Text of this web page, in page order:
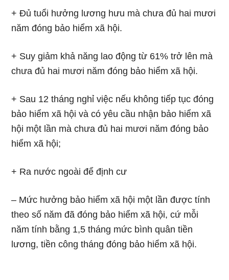
+ Đủ tuổi hưởng lương hưu mà chưa đủ hai mươi
năm đóng bảo hiểm xã hội.
+ Suy giảm khả năng lao động từ 61% trở lên mà
chưa đủ hai mươi năm đóng bảo hiểm xã hội.
+ Sau 12 tháng nghỉ việc nếu không tiếp tục đóng
bảo hiểm xã hội và có yêu cầu nhận bảo hiểm xã
hội một lần mà chưa đủ hai mươi năm đóng bảo
hiểm xã hội;
+ Ra nước ngoài để định cư
– Mức hưởng bảo hiểm xã hội một lần được tính
theo số năm đã đóng bảo hiểm xã hội, cứ mỗi
năm tính bằng 1,5 tháng mức bình quân tiền
lương, tiền công tháng đóng bảo hiểm xã hội.